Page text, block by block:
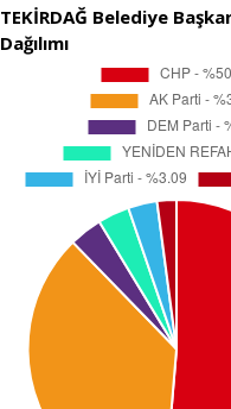
TEKİRDAĞ Belediye
Dağılımı